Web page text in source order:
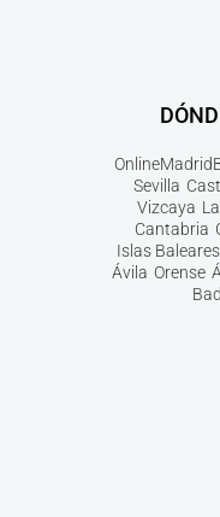
OnlineMadrid
Sevilla
Vizcaya
Cantabria
Islas Baleares
Ávila Orense